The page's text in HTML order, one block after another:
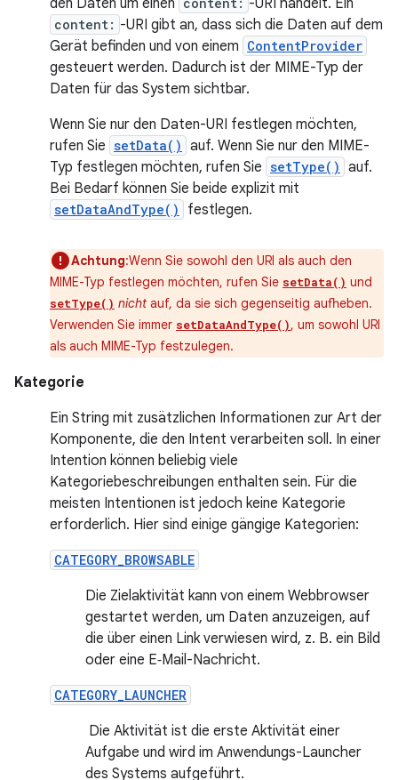
den Daten um einen -URI handelt. Ein
content: -URI gibt an, dass sich die Daten auf dem
Gerät befinden und von einem ContentProvider
gesteuert werden. Dadurch ist der MIME-Typ der
Daten für das System sichtbar.
Wenn Sie nur den Daten-URI festlegen möchten,
rufen Sie setData() auf. Wenn Sie nur den MIME-
Typ festlegen möchten, rufen Sie setType() auf.
Bei Bedarf können Sie beide explizit mit
setDataAndType() festlegen.
Achtung:Wenn Sie sowohl den URI als auch den
MIME-Typ festlegen möchten, rufen Sie setData() und
setType() nicht auf, da sie sich gegenseitig aufheben.
Verwenden Sie immer setDataAndType(), um sowohl URI
als auch MIME-Typ festzulegen.
Kategorie
Ein String mit zusätzlichen Informationen zur Art der
Komponente, die den Intent verarbeiten soll. In einer
Intention können beliebig viele
Kategoriebeschreibungen enthalten sein. Für die
meisten Intentionen ist jedoch keine Kategorie
erforderlich. Hier sind einige gängige Kategorien:
CATEGORY_BROWSABLE
Die Zielaktivität kann von einem Webbrowser
gestartet werden, um Daten anzuzeigen, auf
die über einen Link verwiesen wird, z. B. ein Bild
oder eine E‑Mail-Nachricht.
CATEGORY_LAUNCHER
Die Aktivität ist die erste Aktivität einer
Aufgabe und wird im Anwendungs-Launcher
des Systems aufgeführt.